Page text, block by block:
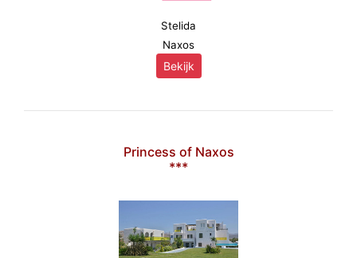
Stelida
Naxos
Bekijk
Princess of Naxos
***